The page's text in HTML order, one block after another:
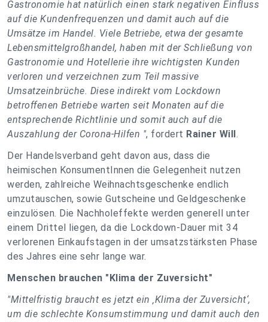
Gastronomie hat natürlich einen stark negativen Einfluss
auf die Kundenfrequenzen und damit auch auf die
Umsätze im Handel. Viele Betriebe, etwa der gesamte
Lebensmittelgroßhandel, haben mit der Schließung von
Gastronomie und Hotellerie ihre wichtigsten Kunden
verloren und verzeichnen zum Teil massive
Umsatzeinbrüche. Diese indirekt vom Lockdown
betroffenen Betriebe warten seit Monaten auf die
entsprechende Richtlinie und somit auch auf die
Auszahlung der Corona-Hilfen ", fordert Rainer Will.
Der Handelsverband geht davon aus, dass die
heimischen KonsumentInnen die Gelegenheit nutzen
werden, zahlreiche Weihnachtsgeschenke endlich
umzutauschen, sowie Gutscheine und Geldgeschenke
einzulösen. Die Nachholeffekte werden generell unter
einem Drittel liegen, da die Lockdown-Dauer mit 34
verlorenen Einkaufstagen in der umsatzstärksten Phase
des Jahres eine sehr lange war.
Menschen brauchen "Klima der Zuversicht"
"Mittelfristig braucht es jetzt ein ‚Klima der Zuversicht‘,
um die schlechte Konsumstimmung und damit auch den